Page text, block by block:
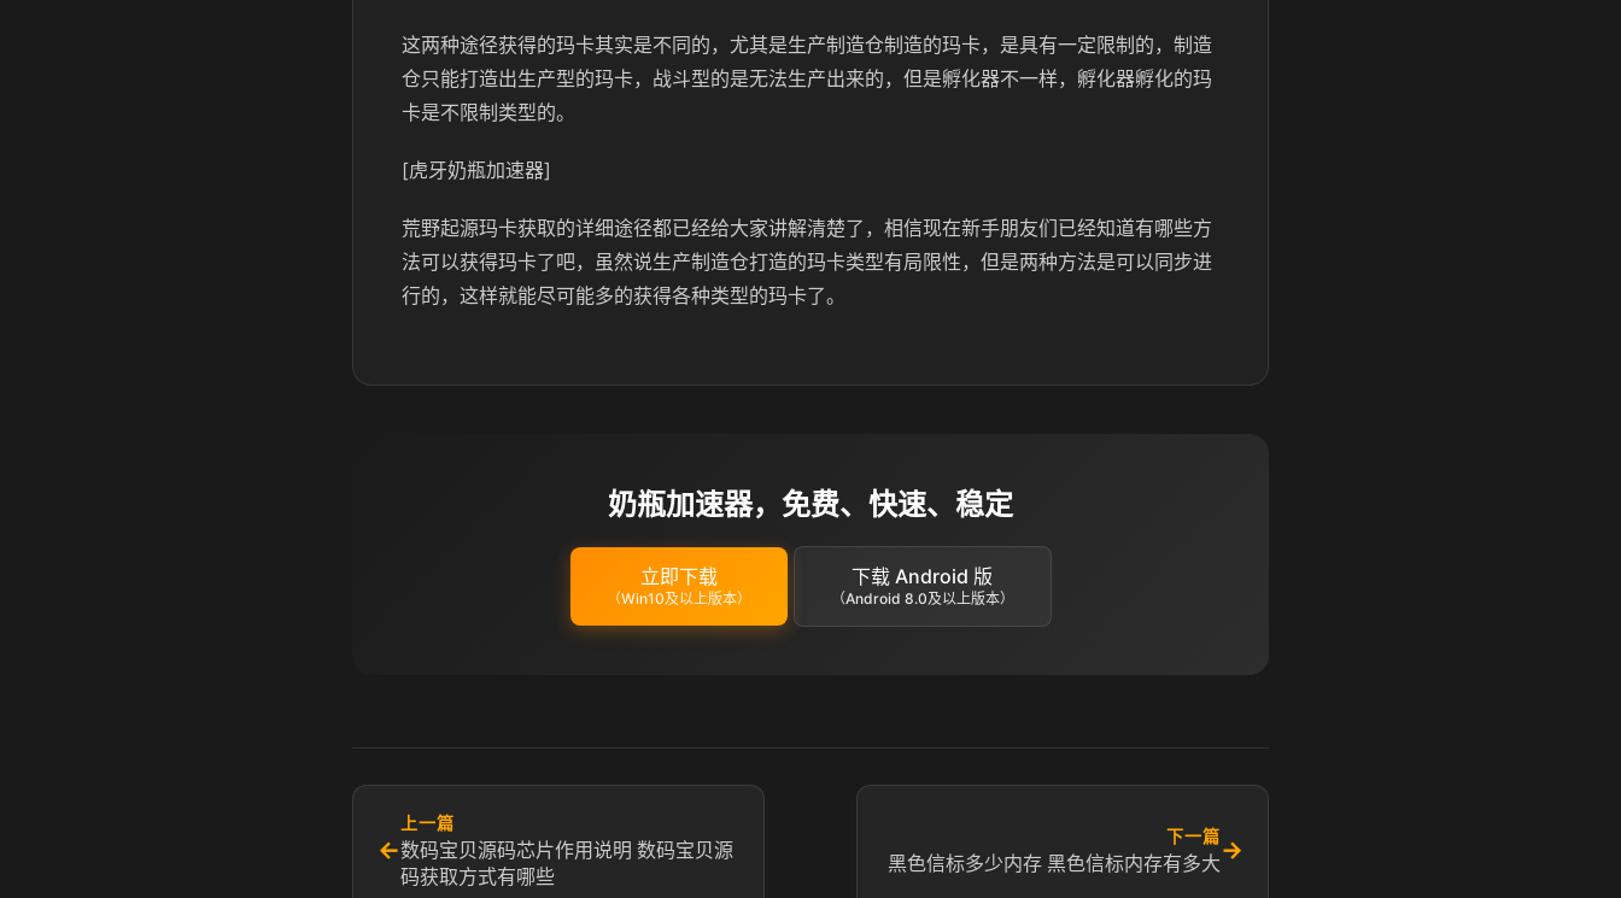
这两种途径获得的玛卡其实是不同的，尤其是生产制造仓制造的玛卡，是具有一定限制的，制造
仓只能打造出生产型的玛卡，战斗型的是无法生产出来的，但是孵化器不一样，孵化器孵化的玛
卡是不限制类型的。
[虎牙奶瓶加速器]
荒野起源玛卡获取的详细途径都已经给大家讲解清楚了，相信现在新手朋友们已经知道有哪些方
法可以获得玛卡了吧，虽然说生产制造仓打造的玛卡类型有局限性，但是两种方法是可以同步进
行的，这样就能尽可能多的获得各种类型的玛卡了。
奶瓶加速器，免费、快速、稳定
立即下载
（Win10及以上版本）
下载 Android 版
（Android 8.0及以上版本）
←
上一篇
数码宝贝源码芯片作用说明 数码宝贝源
码获取方式有哪些
下一篇
黑色信标多少内存 黑色信标内存有多大→